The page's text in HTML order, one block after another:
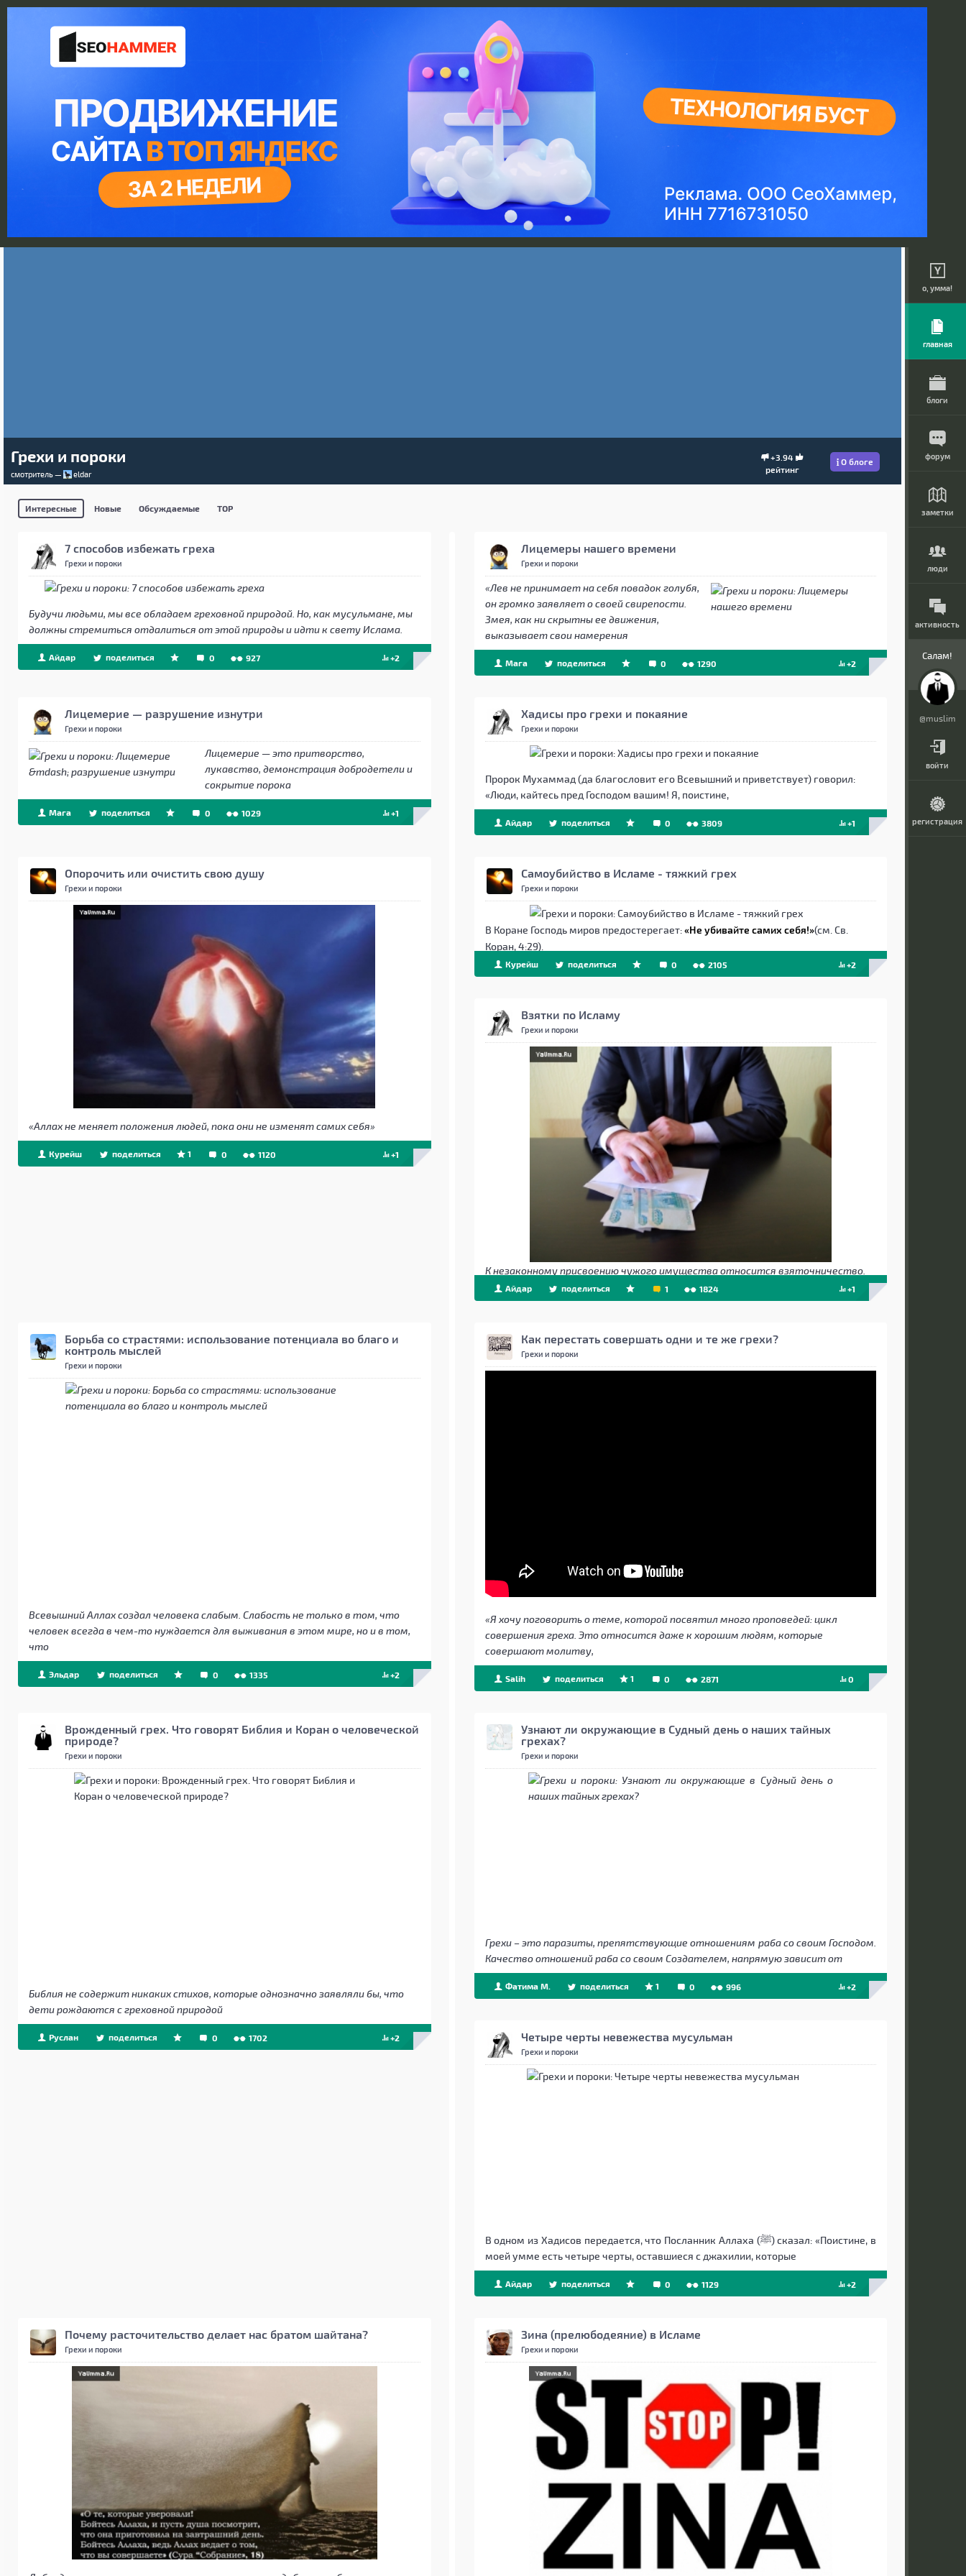
о, умма!
главная
блоги
форум
заметки
люди
активность
Салам!
@muslim
войти
регистрация
Грехи и пороки
смотритель — eldar
О блоге
+3.94
рейтинг
Интересные Новые Обсуждаемые TOP
7 способов избежать грехa
Грехи и пороки
Будучи людьми, мы все обладаем греховной природой. Но, как мусульмане, мы
должны стремиться отдалиться от этой природы и идти к свету Ислама.
Айдар поделиться 0 +2
927
Лицемеры нашего времени
Грехи и пороки
«Лев не принимает на себя повадок голубя,
он громко заявляет о своей свирепости.
Змея, как ни скрытны ее движения,
выказывает свои намерения
Мага поделиться 0 +2
1290
Лицемерие — разрушение изнутри
Грехи и пороки
Лицемерие — это притворство,
лукавство, демонстрация добродетели и
сокрытие порока
Мага поделиться 0 +1
1029
Хадисы про грехи и покаяние
Грехи и пороки
Пророк Мухаммад (да благословит его Всевышний и приветствует) говорил:
«Люди, кайтесь пред Господом вашим! Я, поистине,
Айдар поделиться 0 +1
3809
Опорочить или очистить свою душу
Грехи и пороки
«Аллах не меняет положения людей, пока они не изменят самих себя»
Курейш поделиться 1 0 +1
1120
Самоубийство в Исламе - тяжкий грех
Грехи и пороки
В Коране Господь миров предостерегает:«Не убивайте самих себя!»(см. Св.
Коран, 4:29).
Курейш поделиться 0 +2
2105
Взятки по Исламу
Грехи и пороки
К незаконному присвоению чужого имущества относится взяточничество.
Айдар поделиться 1 +1
1824
Борьба со страстями: использование потенциала во благо и
контроль мыслей
Грехи и пороки
Всевышний Аллах создал человека слабым. Слабость не только в том, что
человек всегда в чем-то нуждается для выживания в этом мире, но и в том,
что
Эльдар поделиться 0 +2
1335
Как перестать совершать одни и те же грехи?
Грехи и пороки
«Я хочу поговорить о теме, которой посвятил много проповедей: цикл
совершения греха. Это относится даже к хорошим людям, которые
совершают молитву,
Salih поделиться 1 0 0
2871
Врожденный грех. Что говорят Библия и Коран о человеческой
природе?
Грехи и пороки
Библия не содержит никаких стихов, которые однозначно заявляли бы, что
дети рождаются с греховной природой
Руслан поделиться 0 +2
1702
Узнают ли окружающие в Судный день о наших тайных
грехах?
Грехи и пороки
Грехи – это паразиты, препятствующие отношениям раба со своим Господом.
Качество отношений раба со своим Создателем, напрямую зависит от
Фатима М. поделиться 1 0 +2
996
Четыре черты невежества мусульман
Грехи и пороки
В одном из Хадисов передается, что Посланник Аллаха (ﷺ) сказал: «Поистине, в
моей умме есть четыре черты, оставшиеся с джахилии, которые
Айдар поделиться 0 +2
1129
Почему расточительство делает нас братом шайтана?
Грехи и пороки
Зина (прелюбодеяние) в Исламе
Грехи и пороки